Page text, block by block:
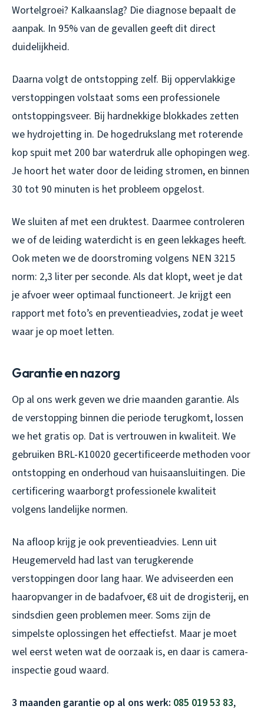
Wortelgroei? Kalkaanslag? Die diagnose bepaalt de
aanpak. In 95% van de gevallen geeft dit direct
duidelijkheid.
Daarna volgt de ontstopping zelf. Bij oppervlakkige
verstoppingen volstaat soms een professionele
ontstoppingsveer. Bij hardnekkige blokkades zetten
we hydrojetting in. De hogedrukslang met roterende
kop spuit met 200 bar waterdruk alle ophopingen weg.
Je hoort het water door de leiding stromen, en binnen
30 tot 90 minuten is het probleem opgelost.
We sluiten af met een druktest. Daarmee controleren
we of de leiding waterdicht is en geen lekkages heeft.
Ook meten we de doorstroming volgens NEN 3215
norm: 2,3 liter per seconde. Als dat klopt, weet je dat
je afvoer weer optimaal functioneert. Je krijgt een
rapport met foto’s en preventieadvies, zodat je weet
waar je op moet letten.
Garantie en nazorg
Op al ons werk geven we drie maanden garantie. Als
de verstopping binnen die periode terugkomt, lossen
we het gratis op. Dat is vertrouwen in kwaliteit. We
gebruiken BRL-K10020 gecertificeerde methoden voor
ontstopping en onderhoud van huisaansluitingen. Die
certificering waarborgt professionele kwaliteit
volgens landelijke normen.
Na afloop krijg je ook preventieadvies. Lenn uit
Heugemerveld had last van terugkerende
verstoppingen door lang haar. We adviseerden een
haaropvanger in de badafvoer, €8 uit de drogisterij, en
sindsdien geen problemen meer. Soms zijn de
simpelste oplossingen het effectiefst. Maar je moet
wel eerst weten wat de oorzaak is, en daar is camera-
inspectie goud waard.
3 maanden garantie op al ons werk: 085 019 53 83,